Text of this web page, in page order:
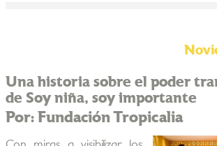
Una historia sobre el poder
de Soy niña, soy importante
Por: Fundación Tropicalia